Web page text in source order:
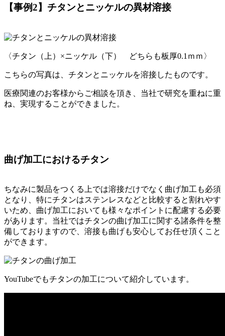
【事例2】チタンとニッケルの異材溶接
〈チタン（上）×ニッケル（下） どちらも板厚0.1ｍｍ〉
こちらの写真は、チタンとニッケルを溶接したものです。
医療関連のお客様からご相談を頂き、当社で研究を重ねに重
ね、実現することができました。
曲げ加工におけるチタン
ちなみに製品をつくる上では溶接だけでなく曲げ加工も必須
となり、特にチタンはステンレスなどと比較すると割れやす
いため、曲げ加工においても様々なポイントに配慮する必要
があります。当社ではチタンの曲げ加工に関する諸条件を整
備しておりますので、溶接も曲げも安心してお任せ頂くこと
ができます。
YouTubeでもチタンの加工について紹介しています。